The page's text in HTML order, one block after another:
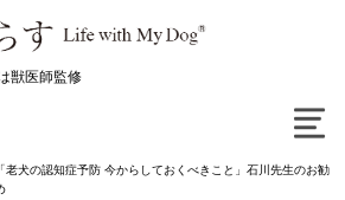
獣医師監修
「老犬の認知症予防 今からしておくべきこと」石川先生のお勧